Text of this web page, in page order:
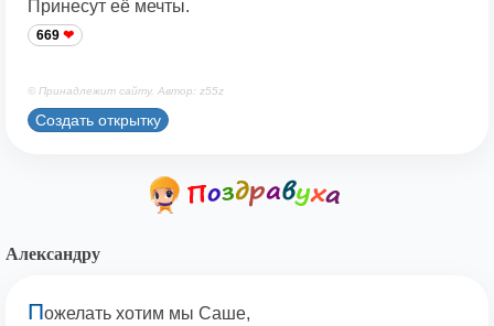
Принесут её мечты.
669
© Принадлежит сайту. Автор: z55z
Создать открытку
Александру
Пожелать хотим мы Саше,